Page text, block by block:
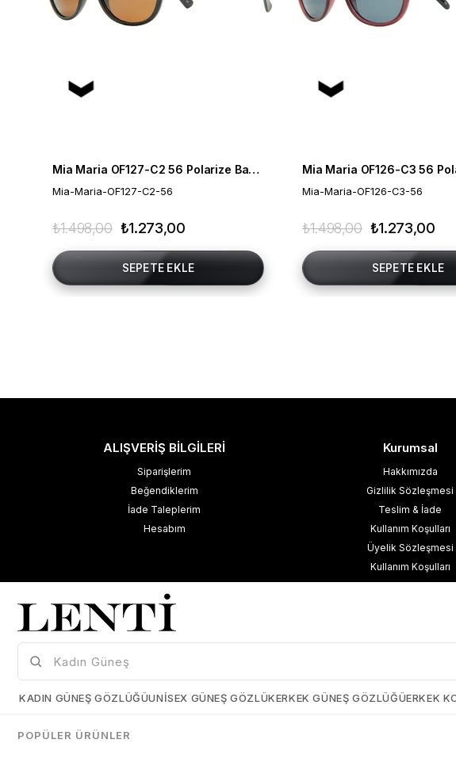
Mia Maria OF127-C2 56 Polarize Bayan Güneş Gözlüğü
Mia-Maria-OF127-C2-56
₺1.273,00
₺1.498,00
SEPETE EKLE
Mia-Maria-OF126-C3-56
₺1.273,00
₺1.498,00
SEPETE EKLE
ALIŞVERİŞ BİLGİLERİ
Siparişlerim
Beğendiklerim
İade Taleplerim
Hesabım
Kurumsal
Hakkımızda
Gizlilik Sözleşmesi
Teslim & İade
Kullanım Koşulları
Üyelik Sözleşmesi
Kullanım Koşulları
Mesafeli Satış
Blog
Çerez Kullanımı
kullanmaktayız. Detaylı bilgi için kişisel verilerin korunması hakkında
açıklama metnimizi inceleyebilirsiniz.
KADIN GÜNEŞ GÖZLÜĞÜUNISEX GÜNEŞ GÖZLÜKERKEK GÜNEŞ GÖZLÜĞÜERKEK
POPÜLER ÜRÜNLER